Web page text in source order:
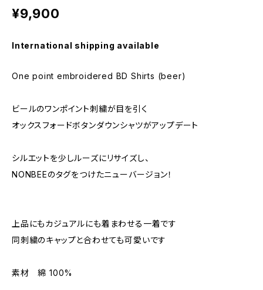
¥9,900
International shipping available
One point embroidered BD Shirts (beer)
ビールのワンポイント刺繍が目を引く
オックスフォードボタンダウンシャツがアップデート
シルエットを少しルーズにリサイズし、
NONBEEのタグをつけたニューバージョン！
上品にもカジュアルにも着まわせる一着です
同刺繍のキャップと合わせても可愛いです
素材 綿 100%